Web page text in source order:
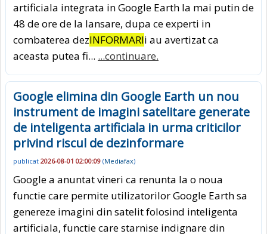
artificiala integrata in Google Earth la mai putin de
48 de ore de la lansare, dupa ce experti in
combaterea dezINFORMARIi au avertizat ca
aceasta putea fi... ...continuare.
Google elimina din Google Earth un nou
instrument de imagini satelitare generate
de inteligenta artificiala in urma criticilor
privind riscul de dezinformare
publicat 2026-08-01 02:00:09 (Mediafax)
Google a anuntat vineri ca renunta la o noua
functie care permite utilizatorilor Google Earth sa
genereze imagini din satelit folosind inteligenta
artificiala, functie care starnise indignare din